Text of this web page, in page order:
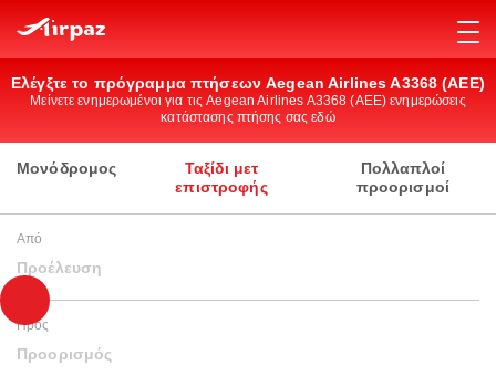
Ελέγξτε το πρόγραμμα πτήσεων Aegean Airlines A3368 (AEE)
Μείνετε ενημερωμένοι για τις Aegean Airlines A3368 (AEE) ενημερώσεις
κατάστασης πτήσης σας εδώ
Μονόδρομος
Ταξίδι μετ
επιστροφής
Πολλαπλοί
προορισμοί
Από
Προέλευση
Προς
Προορισμός